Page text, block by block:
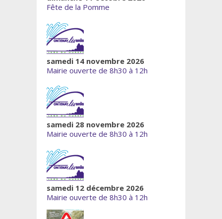
Fête de la Pomme
samedi 14 novembre 2026
Mairie ouverte de 8h30 à 12h
samedi 28 novembre 2026
Mairie ouverte de 8h30 à 12h
samedi 12 décembre 2026
Mairie ouverte de 8h30 à 12h